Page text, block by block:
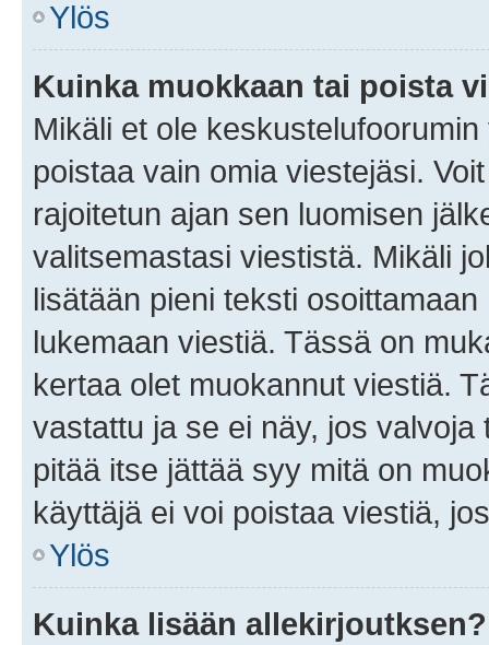
Ylös
Kuinka muokkaan tai poista
Mikäli et ole
poistaa vain omia viestejäsi.
rajoitetun ajan sen luomisen
valitsemastasi viestistä. Mikäli
lisätään pieni teksti
lukemaan viestiä. Tässä on
kertaa olet muokannut viestiä.
vastattu ja se ei näy, jos
pitää itse jättää syy mitä on
käyttäjä ei voi poistaa viestiä,
Ylös
Kuinka lisään allekirjoutksen?